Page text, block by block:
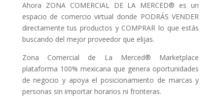
Ahora ZONA COMERCIAL DE LA MERCED® es un
espacio de comercio virtual donde PODRÁS VENDER
directamente tus productos y COMPRAR lo que estás
buscando del mejor proveedor que elijas.
Zona Comercial de La Merced® Marketplace
plataforma 100% mexicana que genera oportunidades
de negocio y apoya el posicionamiento de marcas y
personas sin importar horarios ni fronteras.